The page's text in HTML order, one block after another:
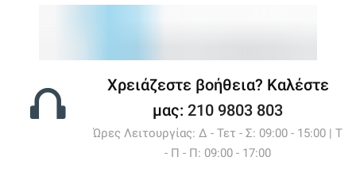
Χρειάζεστε βοήθεια? Καλέστε
μας: 210 9803 803
Ώρες Λειτουργίας: Δ - Τετ - Σ: 09:00 - 15:00 | Τ
- Π - Π: 09:00 - 17:00